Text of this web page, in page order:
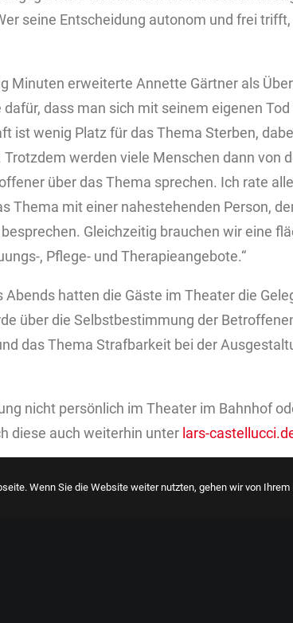
seine Entscheidung autonom und frei
Minuten erweiterte Annette Gärtner als
dass man sich mit seinem eigenen
ist wenig Platz für das Thema Sterben,
werden viele Menschen dann von
über das Thema sprechen. Ich rate
Thema mit einer nahestehenden Person,
Gleichzeitig brauchen wir eine
, Pflege- und Therapieangebote.“
Abends hatten die Gäste im Theater die
über die Selbstbestimmung der
das Thema Strafbarkeit bei der
nicht persönlich im Theater im Bahnhof
diese auch weiterhin unter lars-
Wenn Sie die Website weiter nutzten, gehen wir von